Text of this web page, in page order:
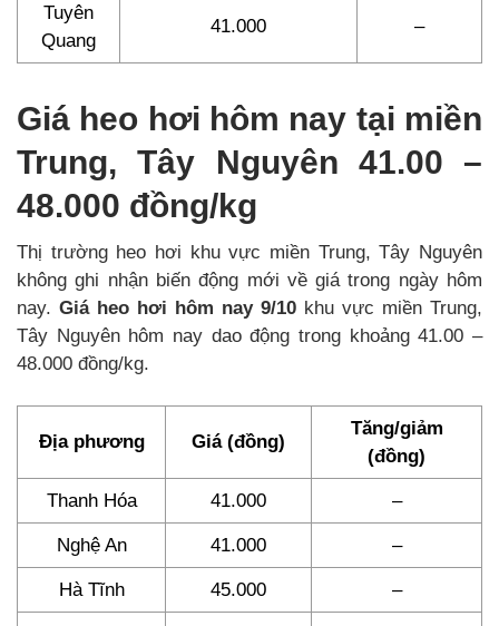
Tuyên
Quang
41.000 –
Giá heo hơi hôm nay tại miền
Trung, Tây Nguyên 41.00 –
48.000 đồng/kg
Thị trường heo hơi khu vực miền Trung, Tây Nguyên
không ghi nhận biến động mới về giá trong ngày hôm
nay. Giá heo hơi hôm nay 9/10 khu vực miền Trung,
Tây Nguyên hôm nay dao động trong khoảng 41.00 –
48.000 đồng/kg.
Địa phương Giá (đồng)
Tăng/giảm
(đồng)
Thanh Hóa 41.000 –
Nghệ An 41.000 –
Hà Tĩnh 45.000 –